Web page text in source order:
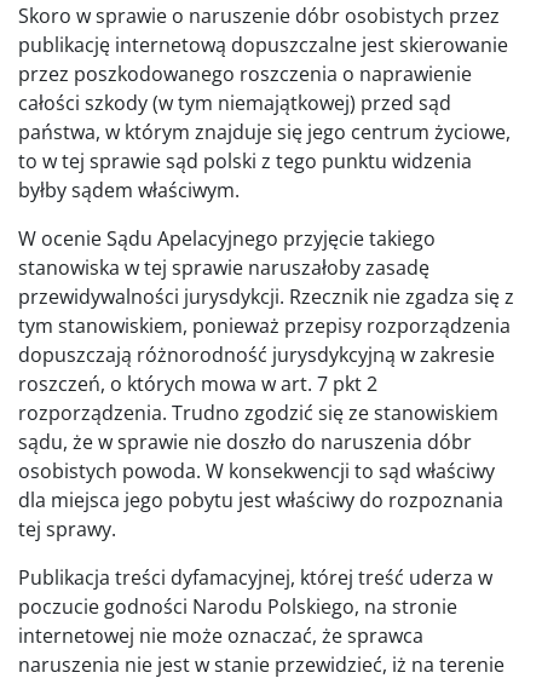
Skoro w sprawie o naruszenie dóbr osobistych przez
publikację internetową dopuszczalne jest skierowanie
przez poszkodowanego roszczenia o naprawienie
całości szkody (w tym niemajątkowej) przed sąd
państwa, w którym znajduje się jego centrum życiowe,
to w tej sprawie sąd polski z tego punktu widzenia
byłby sądem właściwym.
W ocenie Sądu Apelacyjnego przyjęcie takiego
stanowiska w tej sprawie naruszałoby zasadę
przewidywalności jurysdykcji. Rzecznik nie zgadza się z
tym stanowiskiem, ponieważ przepisy rozporządzenia
dopuszczają różnorodność jurysdykcyjną w zakresie
roszczeń, o których mowa w art. 7 pkt 2
rozporządzenia. Trudno zgodzić się ze stanowiskiem
sądu, że w sprawie nie doszło do naruszenia dóbr
osobistych powoda. W konsekwencji to sąd właściwy
dla miejsca jego pobytu jest właściwy do rozpoznania
tej sprawy.
Publikacja treści dyfamacyjnej, której treść uderza w
poczucie godności Narodu Polskiego, na stronie
internetowej nie może oznaczać, że sprawca
naruszenia nie jest w stanie przewidzieć, iż na terenie